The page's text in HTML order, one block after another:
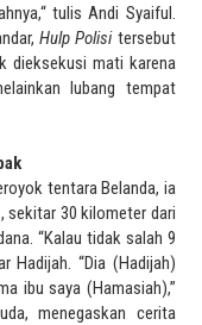
tulis Andi Syaiful.
Hulp Polisitersebut
dieksekusi mati karena
lubang tempat
tentara Belanda, ia
sekitar 30 kilometer dari
“Kalau tidak salah 9
Hadijah. “Dia (Hadijah)
ibu saya (Hamasiah),”
menegaskan cerita